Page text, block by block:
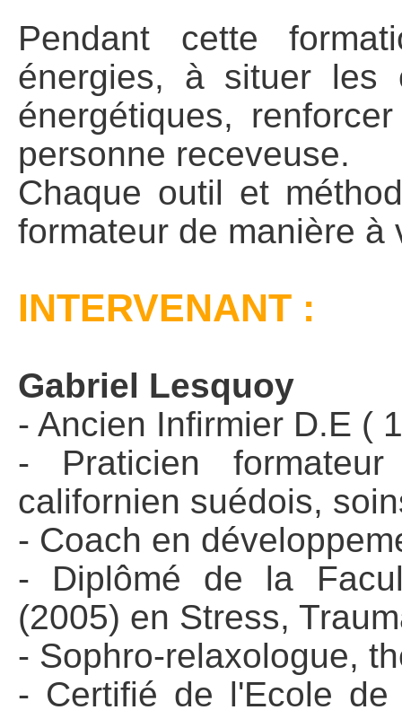
Pendant cette
énergies, à situer les
énergétiques,
personne receveuse.
Chaque outil et
formateur de manière à
INTERVENANT :
Gabriel Lesquoy
- Ancien Infirmier D.E (
- Praticien
californien suédois,
- Coach en
- Diplômé de la
(2005) en Stress,
- Sophro-relaxologue,
- Certifié de l'Ecole de